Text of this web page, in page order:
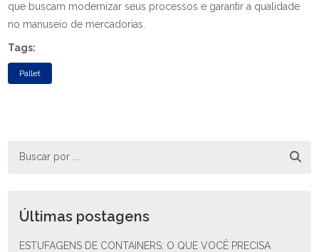
que buscam modernizar seus processos e garantir a qualidade
no manuseio de mercadorias.
Tags:
Pallet
Últimas postagens
ESTUFAGENS DE CONTAINERS: O QUE VOCÊ PRECISA